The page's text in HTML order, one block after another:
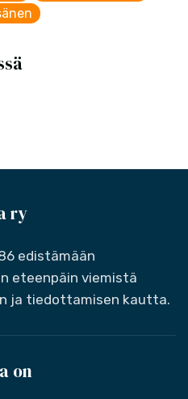
ry
edistämään
eteenpäin viemistä
ja tiedottamisen kautta.
on